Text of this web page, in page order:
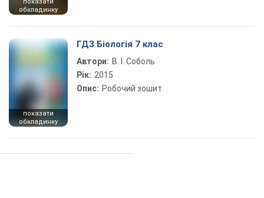
обкладинку
показати
обкладинку
ГДЗ Біологія 7 клас
Автори: В. І. Соболь
Рік: 2015
Опис: Робочий зошит